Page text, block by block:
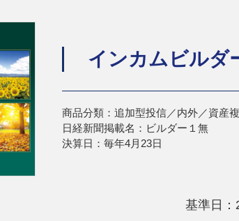
インカムビルダ
商品分類：追加型投信／内外／資産
日経新聞掲載名：ビルダー１無
決算日：毎年4月23日
基準日：